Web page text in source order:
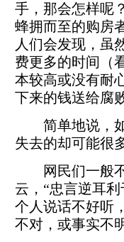
手，那会怎样呢
蜂拥而至的购房
人们会发现，虽
费更多的时间（
本较高或没有耐
下来的钱送给腐
简单地说，如
失去的却可能很
网民们一般不
云，“忠言逆耳
个人说话不好听
不对，或事实不